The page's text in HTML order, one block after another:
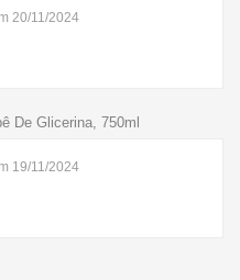
20/11/2024
De Glicerina, 750ml
19/11/2024